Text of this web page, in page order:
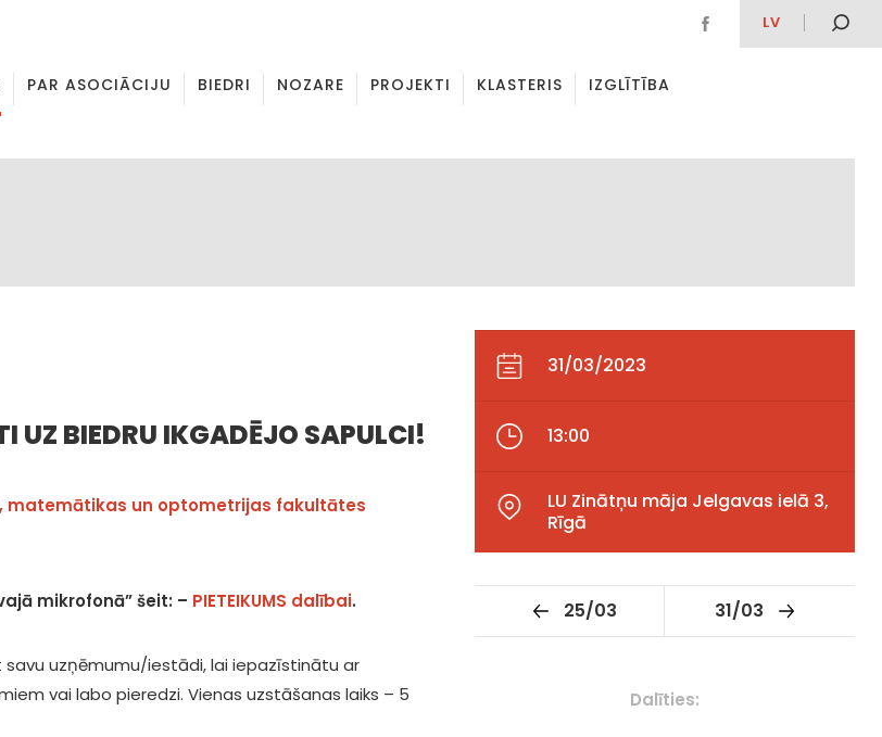
LV
PAR ASOCIĀCIJU BIEDRI NOZARE PROJEKTI KLASTERIS IZGLĪTĪBA
UZ BIEDRU IKGADĒJO SAPULCI!
matemātikas un optometrijas fakultātes
mikrofonā” šeit: – PIETEIKUMS dalībai.
savu uzņēmumu/iestādi, lai iepazīstinātu ar
vai labo pieredzi. Vienas uzstāšanas laiks – 5
31/03/2023
13:00
LU Zinātņu māja Jelgavas ielā 3,
Rīgā
25/03 31/03
Dalīties: